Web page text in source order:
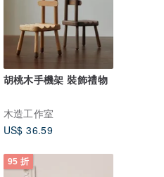
胡桃木手機架 裝飾禮物
木造工作室
US$ 36.59
95 折